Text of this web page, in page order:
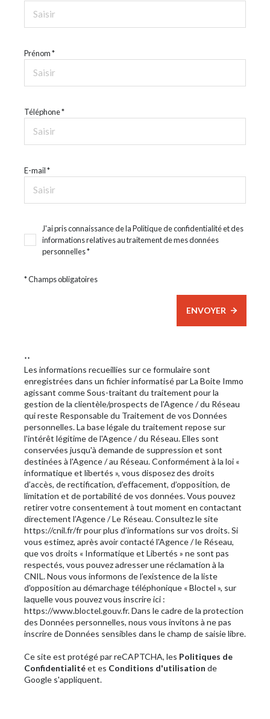
Prénom *
Téléphone *
E-mail *
J'ai pris connaissance de la Politique de confidentialité et des
informations relatives au traitement de mes données
personnelles *
* Champs obligatoires
ENVOYER
**
Les informations recueillies sur ce formulaire sont
enregistrées dans un fichier informatisé par La Boite Immo
agissant comme Sous-traitant du traitement pour la
gestion de la clientèle/prospects de l'Agence / du Réseau
qui reste Responsable du Traitement de vos Données
personnelles. La base légale du traitement repose sur
l'intérêt légitime de l'Agence / du Réseau. Elles sont
conservées jusqu'à demande de suppression et sont
destinées à l'Agence / au Réseau. Conformément à la loi «
informatique et libertés », vous disposez des droits
d’accès, de rectification, d’effacement, d’opposition, de
limitation et de portabilité de vos données. Vous pouvez
retirer votre consentement à tout moment en contactant
directement l’Agence / Le Réseau. Consultez le site
https://cnil.fr/frpour plus d’informations sur vos droits. Si
vous estimez, après avoir contacté l'Agence / le Réseau,
que vos droits « Informatique et Libertés » ne sont pas
respectés, vous pouvez adresser une réclamation à la
CNIL. Nous vous informons de l’existence de la liste
d'opposition au démarchage téléphonique « Bloctel », sur
laquelle vous pouvez vous inscrire ici :
https://www.bloctel.gouv.fr. Dans le cadre de la protection
des Données personnelles, nous vous invitons à ne pas
inscrire de Données sensibles dans le champ de saisie libre.
Ce site est protégé par reCAPTCHA, les Politiques de
Confidentialitéet es Conditions d'utilisation de
Google s'appliquent.